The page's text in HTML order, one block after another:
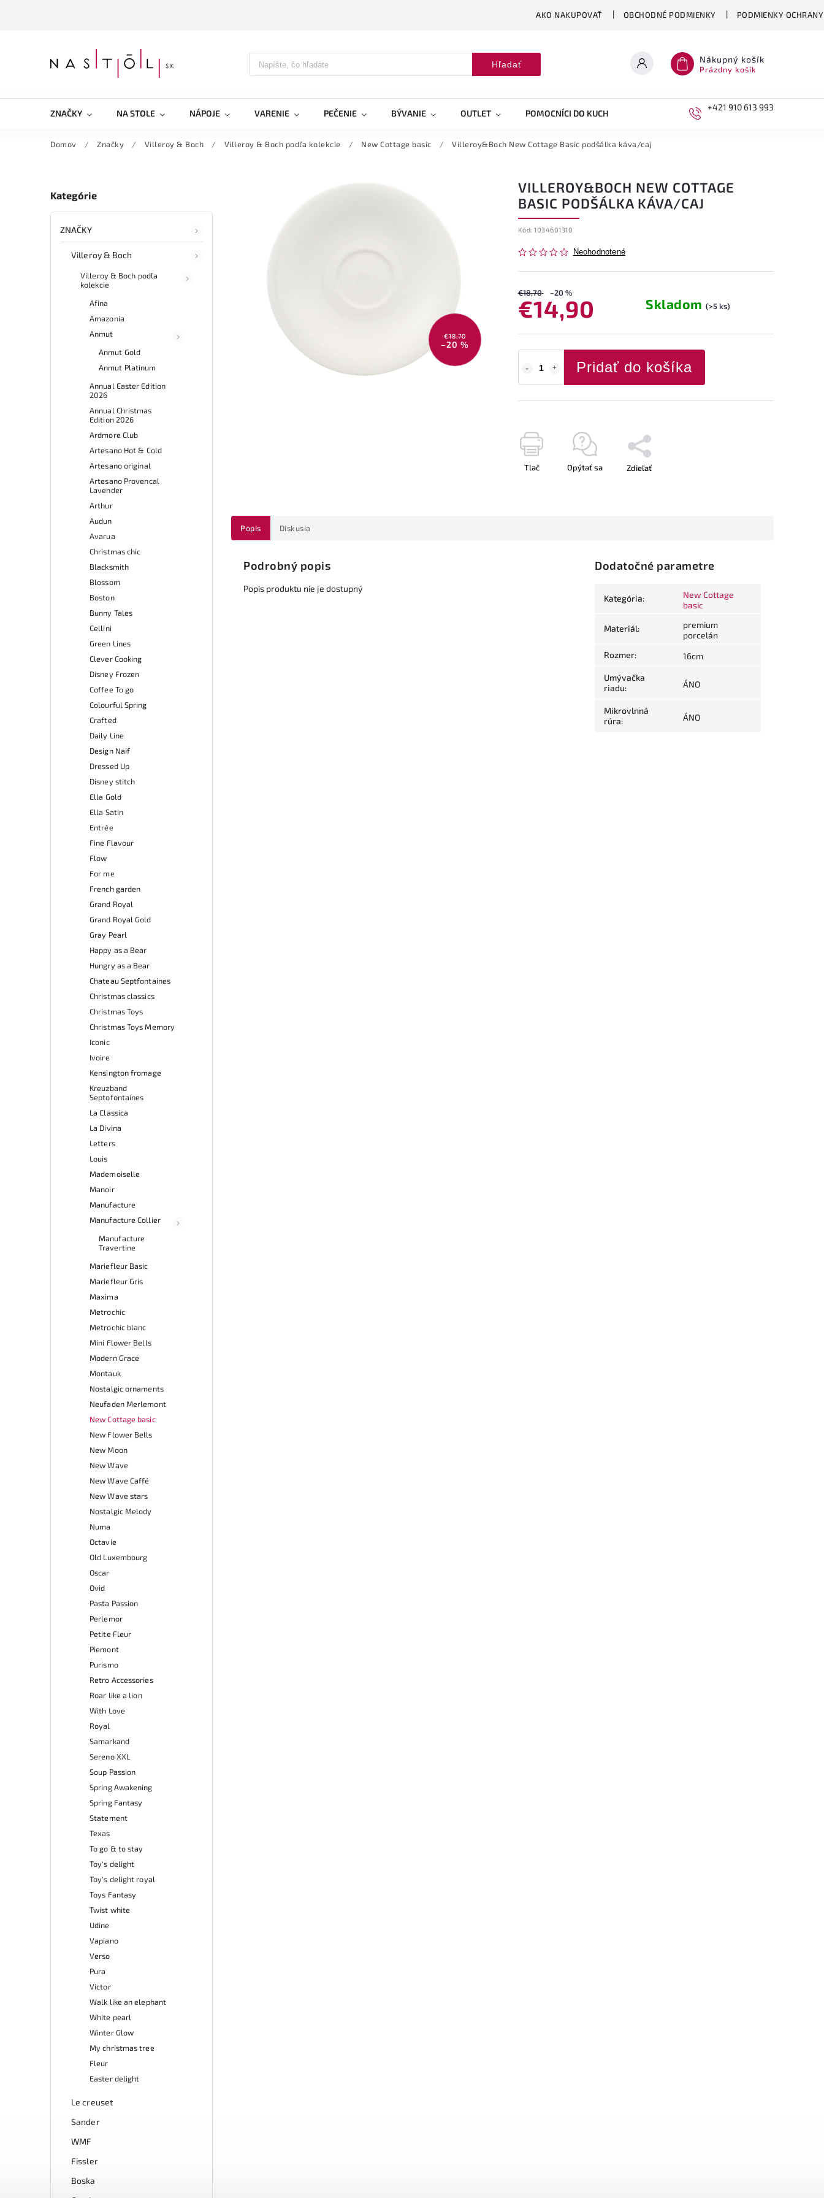
AKO NAKUPOVAŤ OBCHODNÉ PODMIENKY PODMIENKY
Hľadať Nákupný košík
Prázdny košík
ZNAČKY NA STOLE NÁPOJE VARENIE PEČENIE BÝVANIE OUTLET POMOCNÍCI DO KUCHYNE
+421 910 613 993
Domov / Značky / Villeroy & Boch / Villeroy & Boch podľa kolekcie / New Cottage basic / Villeroy&Boch New Cottage Basic podšálka káva/caj
Kategórie
ZNAČKY
Villeroy & Boch
Villeroy & Boch podľa
kolekcie
Afina
Amazonia
Anmut
Anmut Gold
Anmut Platinum
Annual Easter Edition
2026
Annual Christmas
Edition 2026
Ardmore Club
Artesano Hot & Cold
Artesano original
Artesano Provencal
Lavender
Arthur
Audun
Avarua
Christmas chic
Blacksmith
Blossom
Boston
Bunny Tales
Cellini
Green Lines
Clever Cooking
Disney Frozen
Coffee To go
Colourful Spring
Crafted
Daily Line
Design Naif
Dressed Up
Disney stitch
Ella Gold
Ella Satin
Entrée
Fine Flavour
Flow
For me
French garden
Grand Royal
Grand Royal Gold
Gray Pearl
Happy as a Bear
Hungry as a Bear
Chateau Septfontaines
Christmas classics
Christmas Toys
Christmas Toys Memory
Iconic
Ivoire
Kensington fromage
Kreuzband
Septofontaines
La Classica
La Divina
Letters
Louis
Mademoiselle
Manoir
Manufacture
Manufacture Collier
Manufacture
Travertine
Mariefleur Basic
Mariefleur Gris
Maxima
Metrochic
Metrochic blanc
Mini Flower Bells
Modern Grace
Montauk
Nostalgic ornaments
Neufaden Merlemont
New Cottage basic
New Flower Bells
New Moon
New Wave
New Wave Caffé
New Wave stars
Nostalgic Melody
Numa
Octavie
Old Luxembourg
Oscar
Ovid
Pasta Passion
Perlemor
Petite Fleur
Piemont
Purismo
Retro Accessories
Roar like a lion
With Love
Royal
Samarkand
Sereno XXL
Soup Passion
Spring Awakening
Spring Fantasy
Statement
Texas
To go & to stay
Toy's delight
Toy's delight royal
Toys Fantasy
Twist white
Udine
Vapiano
Verso
Pura
Victor
Walk like an elephant
White pearl
Winter Glow
My christmas tree
Fleur
Easter delight
Le creuset
Sander
WMF
Fissler
Boska
€18,70
–20 %
VILLEROY&BOCH NEW COTTAGE
BASIC PODŠÁLKA KÁVA/CAJ
Kód: 1034601310
Neohodnotené
€18,70 –20 %
€14,90 Skladom(>5 ks)
Pridať do košíka
Tlač Opýtať sa Zdieľať
Popis Diskusia
Podrobný popis
Popis produktu nie je dostupný
Dodatočné parametre
Kategória:
New Cottage
basic
Materiál:
premium
porcelán
Rozmer: 16cm
Umývačka
riadu: ÁNO
Mikrovlnná
rúra: ÁNO